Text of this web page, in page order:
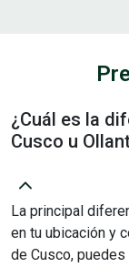
¿Cuál es la
Cusco u
La principal
en tu ubicación y
de Cusco,